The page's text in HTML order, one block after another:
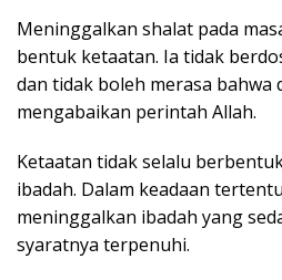
Meninggalkan shalat pada
bentuk ketaatan. Ia tidak
dan tidak boleh merasa bahwa
mengabaikan perintah Allah.
Ketaatan tidak selalu
ibadah. Dalam keadaan
meninggalkan ibadah yang
syaratnya terpenuhi.